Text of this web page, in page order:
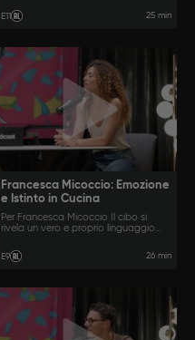
equilibrio tra rigore e pura emozione.
E11 25 min
Francesca Micoccio: Emozione
e Istinto in Cucina
Per Francesca Micoccio Il cibo si
rivela un vero e proprio linguaggio
sua sensibilità e il suo carattere
deciso.
E9 26 min